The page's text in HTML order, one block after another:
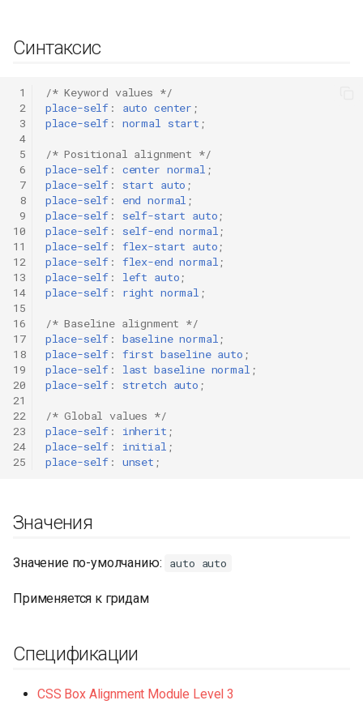
Синтаксис
1
2
3
4
5
6
7
8
9
10
11
12
13
14
15
16
17
18
19
20
21
22
23
24
25
/* Keyword values */
place-self : auto center ;
place-self : normal start ;
/* Positional alignment */
place-self : center normal ;
place-self : start auto ;
place-self : end normal ;
place-self : self-start auto;
place-self : self-end normal;
place-self : flex-start auto;
place-self : flex-end normal;
place-self : left auto;
place-self : right normal ;
/* Baseline alignment */
place-self : baseline normal;
place-self : first baseline auto ;
place-self : last baseline normal ;
place-self : stretch auto ;
/* Global values */
place-self : inherit ;
place-self : initial ;
place-self : unset ;
Значения
Значение по-умолчанию: auto auto
Применяется к гридам
Спецификации
CSS Box Alignment Module Level 3